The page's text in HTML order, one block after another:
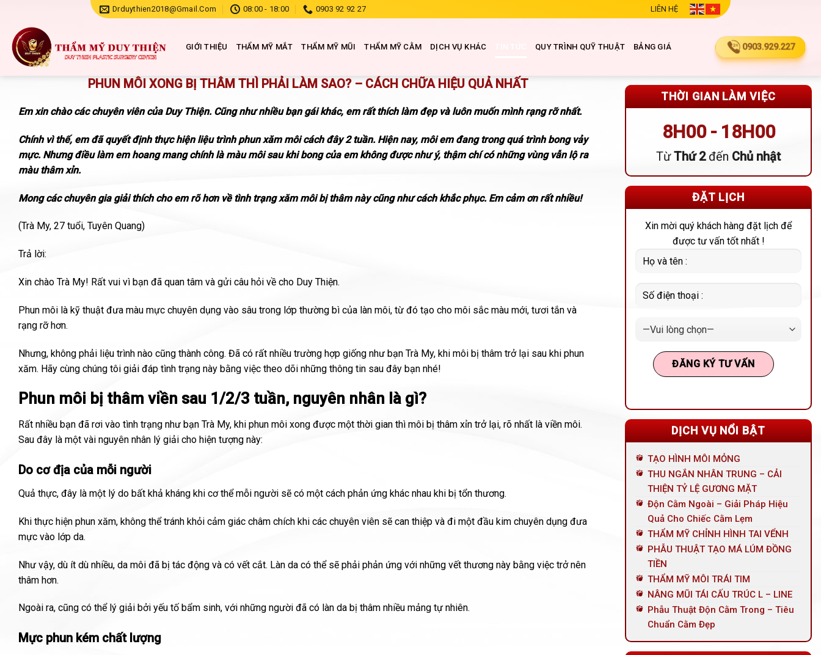
dung
Drduythien2018@gmail.com 08:00 - 18:00 0903 92 92 27 LIÊN HỆ
GIỚI THIỆU THẨM MỸ MẮT THẨM MỸ MŨI THẨM MỸ CẰM DỊCH VỤ KHÁC QUY TRÌNH QUỸ THUẬT BẢNG GIÁ 0903.929.227
PHUN MÔI XONG BỊ THÂM THÌ PHẢI LÀM SAO? – CÁCH CHỮA HIỆU QUẢ NHẤT
Em xin chào các chuyên viên của Duy Thiện. Cũng như nhiều bạn gái khác, em rất thích làm đẹp và luôn muốn mình rạng rỡ nhất.
Chính vì thế, em đã quyết định thực hiện liệu trình phun xăm môi cách đây 2 tuần. Hiện nay, môi em đang trong quá trình bong vảy
mực. Nhưng điều làm em hoang mang chính là màu môi sau khi bong của em không được như ý, thậm chí có những vùng vẫn lộ ra
màu thâm xỉn.
Mong các chuyên gia giải thích cho em rõ hơn về tình trạng xăm môi bị thâm này cũng như cách khắc phục. Em cảm ơn rất nhiều!
(Trà My, 27 tuổi, Tuyên Quang)
Trả lời:
Xin chào Trà My! Rất vui vì bạn đã quan tâm và gửi câu hỏi về cho Duy Thiện.
Phun môi là kỹ thuật đưa màu mực chuyên dụng vào sâu trong lớp thường bì của làn môi, từ đó tạo cho môi sắc màu mới, tươi tắn và
rạng rỡ hơn.
Nhưng, không phải liệu trình nào cũng thành công. Đã có rất nhiều trường hợp giống như bạn Trà My, khi môi bị thâm trở lại sau khi phun
xăm. Hãy cùng chúng tôi giải đáp tình trạng này bằng việc theo dõi những thông tin sau đây bạn nhé!
Phun môi bị thâm viền sau 1/2/3 tuần, nguyên nhân là gì?
Rất nhiều bạn đã rơi vào tình trạng như bạn Trà My, khi phun môi xong được một thời gian thì môi bị thâm xỉn trở lại, rõ nhất là viền môi.
Sau đây là một vài nguyên nhân lý giải cho hiện tượng này:
Do cơ địa của mỗi người
Quả thực, đây là một lý do bất khả kháng khi cơ thể mỗi người sẽ có một cách phản ứng khác nhau khi bị tổn thương.
Khi thực hiện phun xăm, không thể tránh khỏi cảm giác châm chích khi các chuyên viên sẽ can thiệp và đi một đầu kim chuyên dụng đưa
mực vào lớp da.
Như vậy, dù ít dù nhiều, da môi đã bị tác động và có vết cắt. Làn da có thể sẽ phải phản ứng với những vết thương này bằng việc trở nên
thâm hơn.
Ngoài ra, cũng có thể lý giải bởi yếu tố bẩm sinh, với những người đã có làn da bị thâm nhiều mảng tự nhiên.
Mực phun kém chất lượng
THỜI GIAN LÀM VIỆC
8H00 - 18H00
TừThứ 2đến Chủ nhật
ĐẶT LỊCH
Xin mời quý khách hàng đặt lịch để
được tư vấn tốt nhất !
DỊCH VỤ NỔI BẬT
TẠO HÌNH MÔI MỎNG
THU NGẮN NHÂN TRUNG – CẢI
THIỆN TỶ LỆ GƯƠNG MẶT
Độn Cằm Ngoài – Giải Pháp Hiệu
Quả Cho Chiếc Cằm Lẹm
THẨM MỸ CHỈNH HÌNH TAI VỂNH
PHẪU THUẬT TẠO MÁ LÚM ĐỒNG
TIỀN
THẨM MỸ MÔI TRÁI TIM
NÂNG MŨI TÁI CẤU TRÚC L – LINE
Phẫu Thuật Độn Cằm Trong – Tiêu
Chuẩn Cằm Đẹp